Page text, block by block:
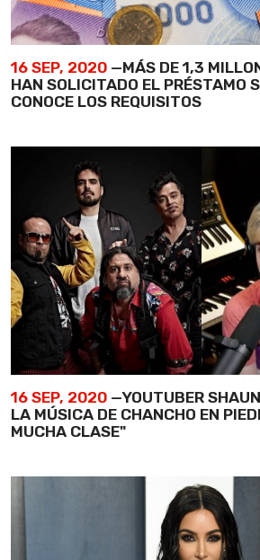
16 SEP, 2020 —MÁS DE 1,3
HAN SOLICITADO EL PRÉSTAMO
CONOCE LOS REQUISITOS
16 SEP, 2020 —YOUTUBER
LA MÚSICA DE CHANCHO EN
MUCHA CLASE"